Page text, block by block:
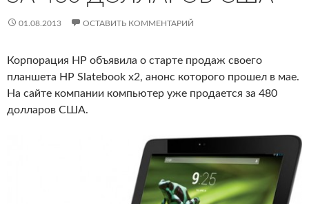
01.08.2013 ОСТАВИТЬ КОММЕНТАРИЙ
Корпорация HP объявила о старте продаж своего
планшета HP Slatebook x2, анонс которого прошел в мае.
На сайте компании компьютер уже продается за 480
долларов США.